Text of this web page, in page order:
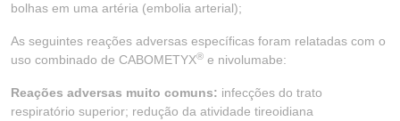
bolhas em uma artéria (embolia arterial);
As seguintes reações adversas específicas foram relatadas com o
uso combinado de CABOMETYX® e nivolumabe:
Reações adversas muito comuns: infecções do trato
respiratório superior; redução da atividade tireoidiana